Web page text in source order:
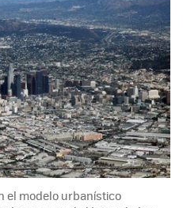
el modelo urbanístico